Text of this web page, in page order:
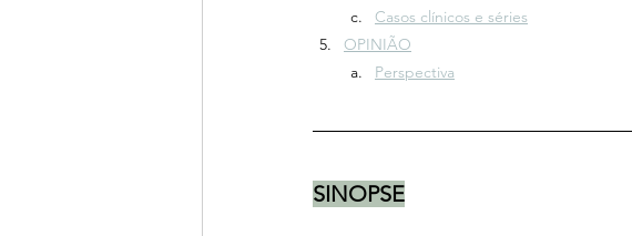
Casos clínicos e séries
OPINIÃO
Perspectiva
SINOPSE